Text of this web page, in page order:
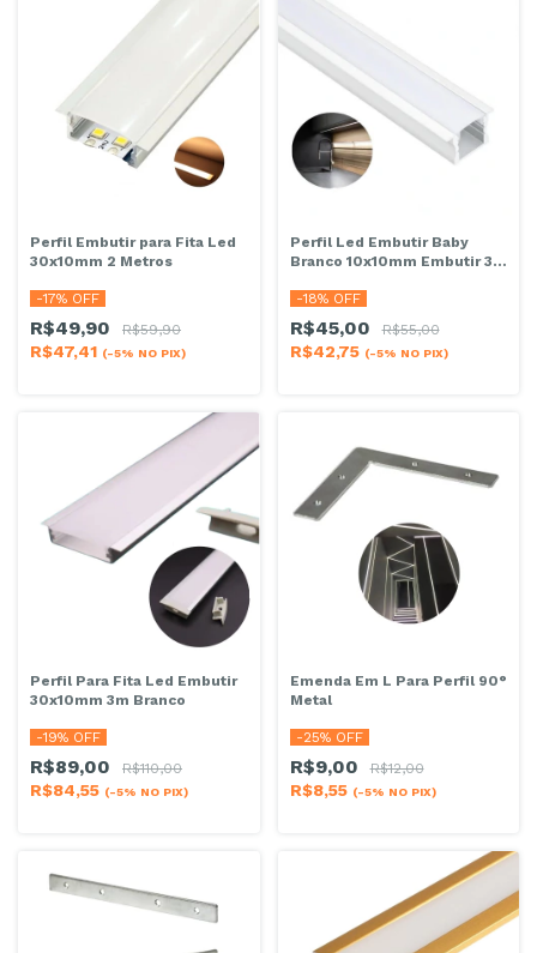
Perfil Embutir para Fita Led
30x10mm 2 Metros
-17% OFF
R$49,90 R$59,90
R$47,41 (-5% NO PIX)
Perfil Led Embutir Baby
Branco 10x10mm Embutir 3
-18% OFF
R$45,00 R$55,00
R$42,75 (-5% NO PIX)
Perfil Para Fita Led Embutir
30x10mm 3m Branco
-19% OFF
R$89,00 R$110,00
R$84,55 (-5% NO PIX)
Emenda Em L Para Perfil 90°
Metal
-25% OFF
R$9,00 R$12,00
R$8,55 (-5% NO PIX)